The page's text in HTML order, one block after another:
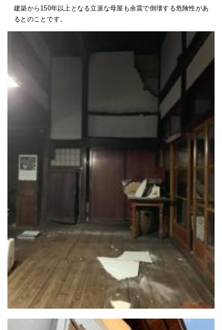
建築から150年以上となる立派な母屋も余震で倒壊する危険性があ
るとのことです。